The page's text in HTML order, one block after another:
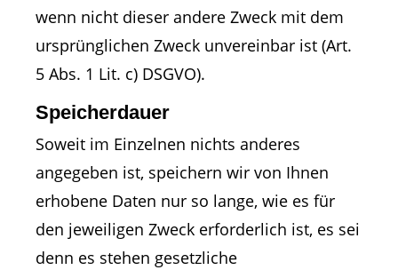
wenn nicht dieser andere Zweck mit dem
ursprünglichen Zweck unvereinbar ist (Art.
5 Abs. 1 Lit. c) DSGVO).
Speicherdauer
Soweit im Einzelnen nichts anderes
angegeben ist, speichern wir von Ihnen
erhobene Daten nur so lange, wie es für
den jeweiligen Zweck erforderlich ist, es sei
denn es stehen gesetzliche